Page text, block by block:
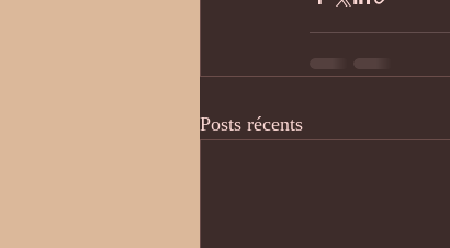
Posts récents